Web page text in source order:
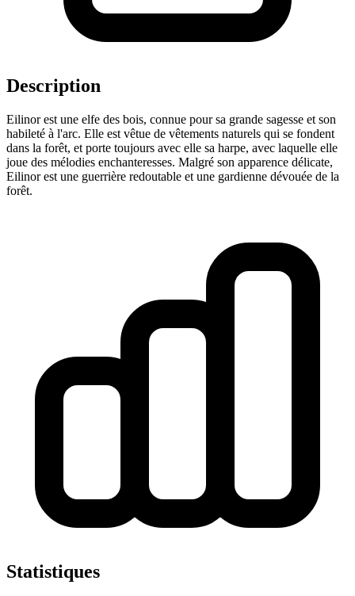
Description
Eilinor est une elfe des bois, connue pour sa grande sagesse et son
habileté à l'arc. Elle est vêtue de vêtements naturels qui se fondent
dans la forêt, et porte toujours avec elle sa harpe, avec laquelle elle
joue des mélodies enchanteresses. Malgré son apparence délicate,
Eilinor est une guerrière redoutable et une gardienne dévouée de la
forêt.
Statistiques